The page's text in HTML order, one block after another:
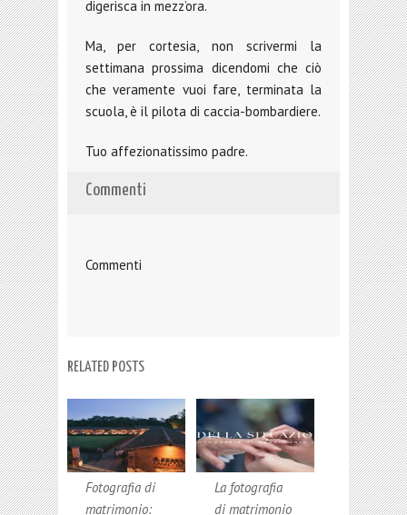
digerisca in mezz’ora.
Ma, per cortesia, non scrivermi la
settimana prossima dicendomi che ciò
che veramente vuoi fare, terminata la
scuola, è il pilota di caccia-bombardiere.
Tuo affezionatissimo padre.
Commenti
Commenti
RELATED POSTS
Fotografia di
matrimonio:
La fotografia
di matrimonio